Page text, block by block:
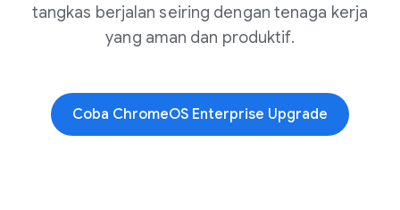
tangkas berjalan seiring dengan tenaga kerja
yang aman dan produktif.
Coba ChromeOS Enterprise Upgrade